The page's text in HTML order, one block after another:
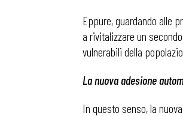
Eppure, guardando alle
a rivitalizzare un
vulnerabili della
La nuova adesione
In questo senso, la